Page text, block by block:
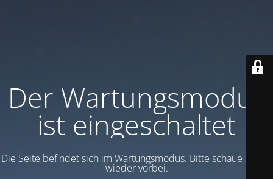
Der Wartungsmodus
ist eingeschaltet
Die Seite befindet sich im Wartungsmodus. Bitte schaue später
wieder vorbei.